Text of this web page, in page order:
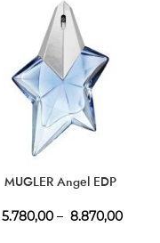
MUGLER Angel EDP
5.780,00 – 8.870,00